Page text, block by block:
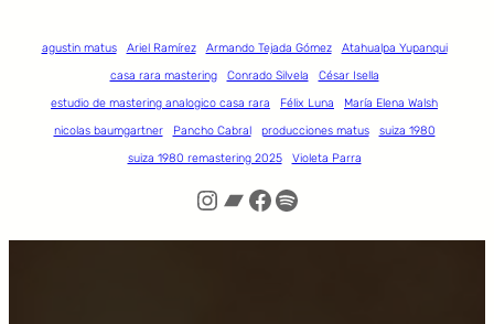
agustin matus Ariel Ramírez Armando Tejada Gómez
Atahualpa Yupanqui
casa rara mastering
Conrado Silvela
César Isella
estudio de mastering analogico casa rara
Félix Luna
María Elena Walsh
nicolas baumgartner
Pancho Cabral producciones matus
suiza 1980
suiza 1980 remastering 2025
Violeta Parra
Instagram
Bandcamp
Facebook
Spotify